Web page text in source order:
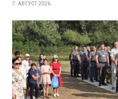
7. АВГУСТ 2026.